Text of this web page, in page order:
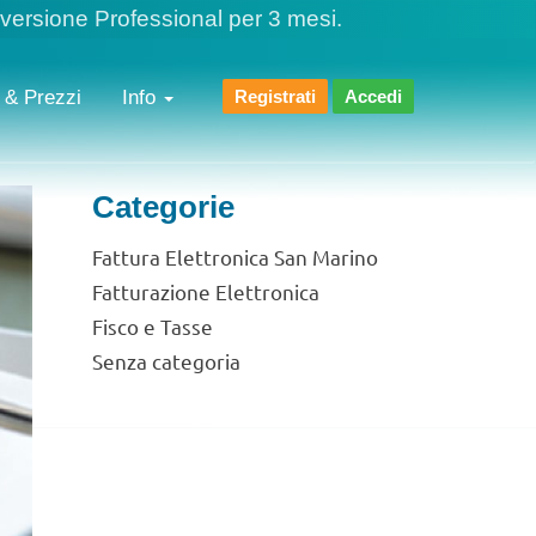
Professional per 3 mesi.
Registrati Accedi
& Prezzi Info
Categorie
Fattura Elettronica San Marino
Fatturazione Elettronica
Fisco e Tasse
Senza categoria